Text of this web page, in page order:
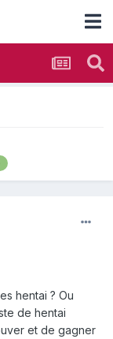
hentai ? Ou
de hentai
et de gagner